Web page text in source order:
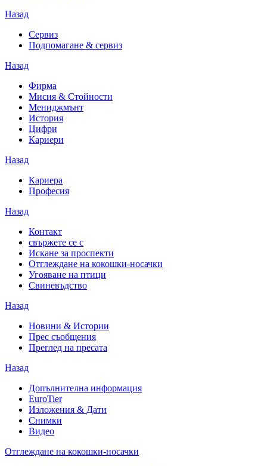
Назад
Сервиз
Подпомагане & сервиз
Назад
Фирма
Мисия & Стойности
Мениджмънт
История
Цифри
Кариери
Назад
Кариера
Професия
Назад
Контакт
свържете се с
Искане за проспекти
Отглеждане на кокошки-носачки
Угояване на птици
Свиневъдство
Назад
Новини & Истории
Прес съобщения
Преглед на пресата
Назад
Допълнителна информация
EuroTier
Изложения & Дати
Снимки
Видео
Отглеждане на кокошки-носачки